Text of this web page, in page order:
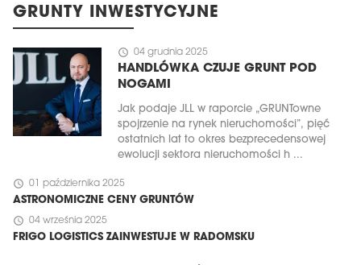
GRUNTY INWESTYCYJNE
schedule 04 grudnia 2025
HANDLÓWKA CZUJE GRUNT POD
NOGAMI
Jak podaje JLL w raporcie „GRUNTowne
spojrzenie na rynek nieruchomości”, pięć
ostatnich lat to okres bezprecedensowej
ewolucji sektora nieruchomości h ...
schedule 01 października 2025
ASTRONOMICZNE CENY GRUNTÓW
schedule 04 września 2025
FRIGO LOGISTICS ZAINWESTUJE W RADOMSKU